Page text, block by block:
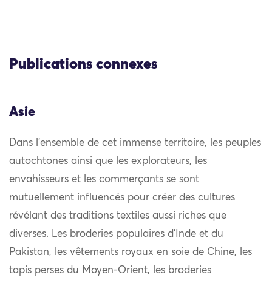
Publications connexes
Asie
Dans l’ensemble de cet immense territoire, les peuples
autochtones ainsi que les explorateurs, les
envahisseurs et les commerçants se sont
mutuellement influencés pour créer des cultures
révélant des traditions textiles aussi riches que
diverses. Les broderies populaires d’Inde et du
Pakistan, les vêtements royaux en soie de Chine, les
tapis perses du Moyen-Orient, les broderies